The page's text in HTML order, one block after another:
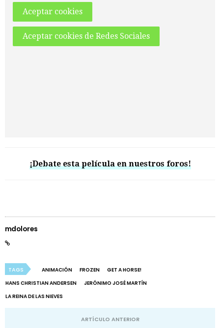
Aceptar cookies
Aceptar cookies de Redes Sociales
¡Debate esta película en nuestros foros!
mdolores
TAGS ANIMACIÓN FROZEN
GET A HORSE!
HANS CHRISTIAN ANDERSEN
JERÓNIMO JOSÉ MARTÍN
LA REINA DE LAS NIEVES
ARTÍCULO ANTERIOR